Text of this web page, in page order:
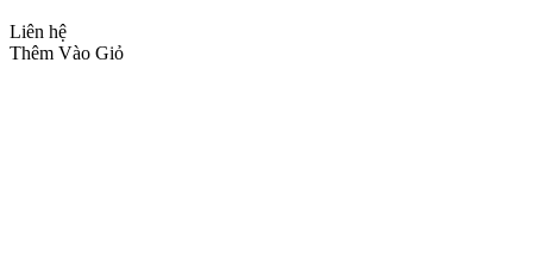
Liên hệ
Thêm Vào Giỏ